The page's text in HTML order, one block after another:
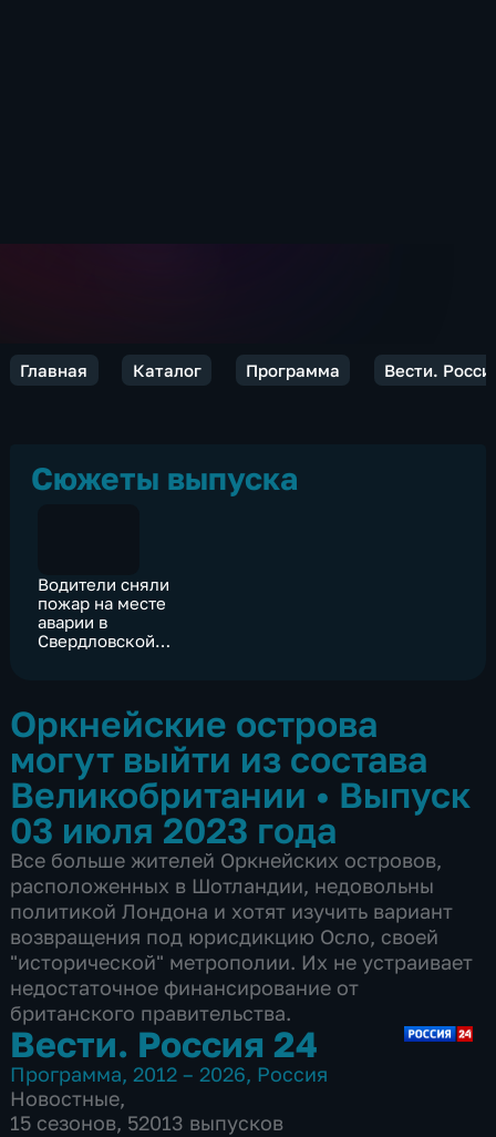
Главная Каталог Программа Вести.
Сюжеты выпуска
Водители сняли
пожар на месте
аварии в
Свердловской
Оркнейские острова
могут выйти из состава
Великобритании • Выпуск
03 июля 2023 года
Все больше жителей Оркнейских островов,
расположенных в Шотландии, недовольны
политикой Лондона и хотят изучить вариант
возвращения под юрисдикцию Осло, своей
"исторической" метрополии. Их не устраивает
недостаточное финансирование от
британского правительства.
Вести. Россия 24
Программа, 2012 – 2026, Россия
Новостные,
15 сезонов, 52013 выпусков